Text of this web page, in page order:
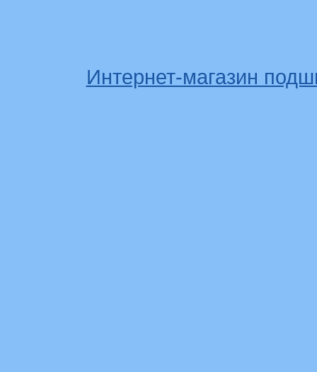
Интернет-магазин